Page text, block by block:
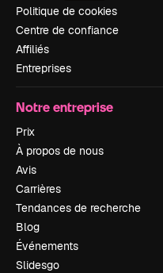
Politique de cookies
Centre de confiance
Affiliés
Entreprises
Notre entreprise
Prix
À propos de nous
Avis
Carrières
Tendances de recherche
Blog
Événements
Slidesgo